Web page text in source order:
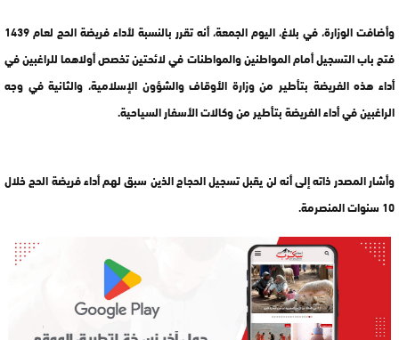
وأضافت الوزارة، في بلاغ، اليوم الجمعة، أنه تقرر بالنسبة لأداء فريضة الحج لعام 1439
فتح باب التسجيل أمام المواطنين والمواطنات في لائحتين تخصص أولاهما للراغبين في
أداء هذه الفريضة بتأطير من وزارة الأوقاف والشؤون الإسلامية، والثانية في وجه
الراغبين في أداء الفريضة بتأطير من وكالات الأسفار السياحية.
وأشار المصدر ذاته إلى أنه لن يقبل تسجيل الحجاج الذين سبق لهم أداء فريضة الحج خلال
10 سنوات المنصرمة.